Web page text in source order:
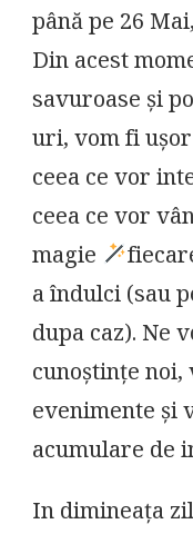
până pe 26
Din acest
savuroase și
uri, vom fi
ceea ce vor
ceea ce vor
magie
a îndulci (sau
dupa caz). Ne
cunoștințe
evenimente și
acumulare de
In dimineața